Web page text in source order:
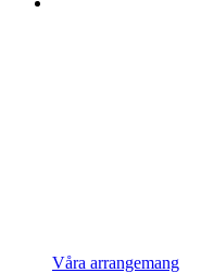
Våra arrangemang